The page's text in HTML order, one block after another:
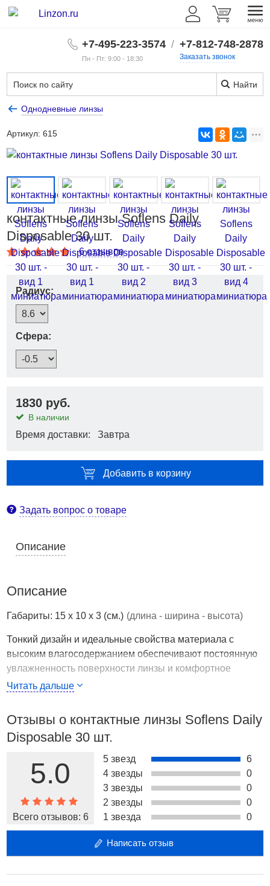
+7-495-223-3574
Пн - Пт: 9:00 - 18:30
/ +7-812-748-2878
Заказать звонок
Найти
Однодневные линзы
Артикул:615
контактные линзы Soflens Daily
Disposable 30 шт.
6 отзывов
Радиус:
Сфера:
1830 руб.
В наличии
Время доставки: Завтра
Добавить в корзину
Задать вопрос о товаре
Описание
Описание
Габариты: 15 x 10 x 3 (см.) (длина - ширина - высота)
Тонкий дизайн и идеальные свойства материала с
высоким влагосодержанием обеспечивают постоянную
увлажненность поверхности линзы и комфортное
ношение весь день.
SofLens Daily Disposable
РУ № ФСЗ 2011/10664 от 21.09.2011 г.
Гидрогелевые линзы
Замена ежедневно
Преимущества:
экономичный вариант однодневных линз
не требуют ухода
высокая четкость зрения благодаря улучшенной
оптике
Читать дальше
Отзывы о контактные линзы Soflens Daily
Disposable 30 шт.
5.0
Всего отзывов: 6
5 звезд
6
4 звезды
0
3 звезды
0
2 звезды
0
1 звезда
0
Написать отзыв